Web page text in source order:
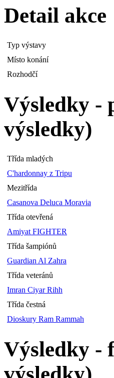
Detail akce
Typ výstavy
Místo konání
Rozhodčí
Výsledky -
výsledky)
Třída mladých
C'hardonnay z Tripu
Mezitřída
Casanova Deluca Moravia
Třída otevřená
Amiyat FIGHTER
Třída šampiónů
Guardian Al Zahra
Třída veteránů
Imran Ciyar Rihh
Třída čestná
Dioskury Ram Rammah
Výsledky -